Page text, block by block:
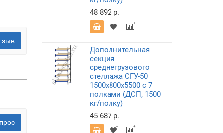
48 892 р.
Дополнительная
секция
среднегрузового
стеллажа СГУ-50
1500х800х5500 с 7
полками (ДСП, 1500
кг/полку)
45 687 р.